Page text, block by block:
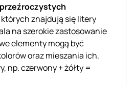
których znajdują się litery
na szerokie zastosowanie
elementy mogą być
oraz mieszania ich,
np. czerwony + żółty =